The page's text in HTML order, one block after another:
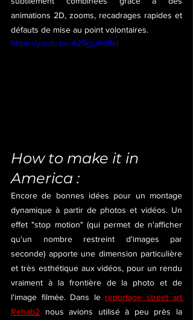
animations 2D, zooms, recadrages rapides et
défauts de mise au point volontaires.
https://youtu.be/A29gjuKd8kI
How to make it in
America :
Encore de bonnes idées pour un montage
dynamique à partir de photos et vidéos. Un
effet "stop motion" (qui permet de n'afficher
qu'un nombre restreint d'images par
seconde) apporte une dimension particulière
et très esthétique aux vidéos, pour un rendu
vraiment à la frontière de la photo et de
l'image filmée. Dans le reportage street art
Rehab2 nous avions utilisé à peu près la